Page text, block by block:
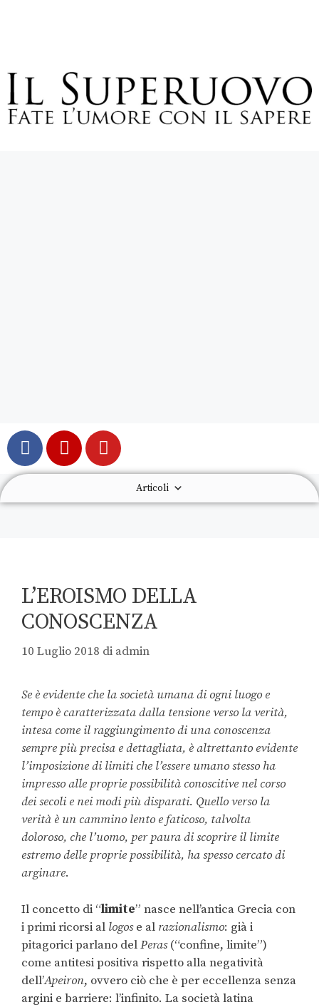
Articoli
L’EROISMO DELLA
CONOSCENZA
10 Luglio 2018 di admin
Se è evidente che la società umana di ogni luogo e
tempo è caratterizzata dalla tensione verso la verità,
intesa come il raggiungimento di una conoscenza
sempre più precisa e dettagliata, è altrettanto evidente
l’imposizione di limiti che l’essere umano stesso ha
impresso alle proprie possibilità conoscitive nel corso
dei secoli e nei modi più disparati. Quello verso la
verità è un cammino lento e faticoso, talvolta
doloroso, che l’uomo, per paura di scoprire il limite
estremo delle proprie possibilità, ha spesso cercato di
arginare.
Il concetto di “limite” nasce nell’antica Grecia con
i primi ricorsi al logose al razionalismo: già i
pitagorici parlano delPeras(“confine, limite”)
come antitesi positiva rispetto alla negatività
dell’Apeiron, ovvero ciò che è per eccellenza senza
argini e barriere: l’infinito. La società latina